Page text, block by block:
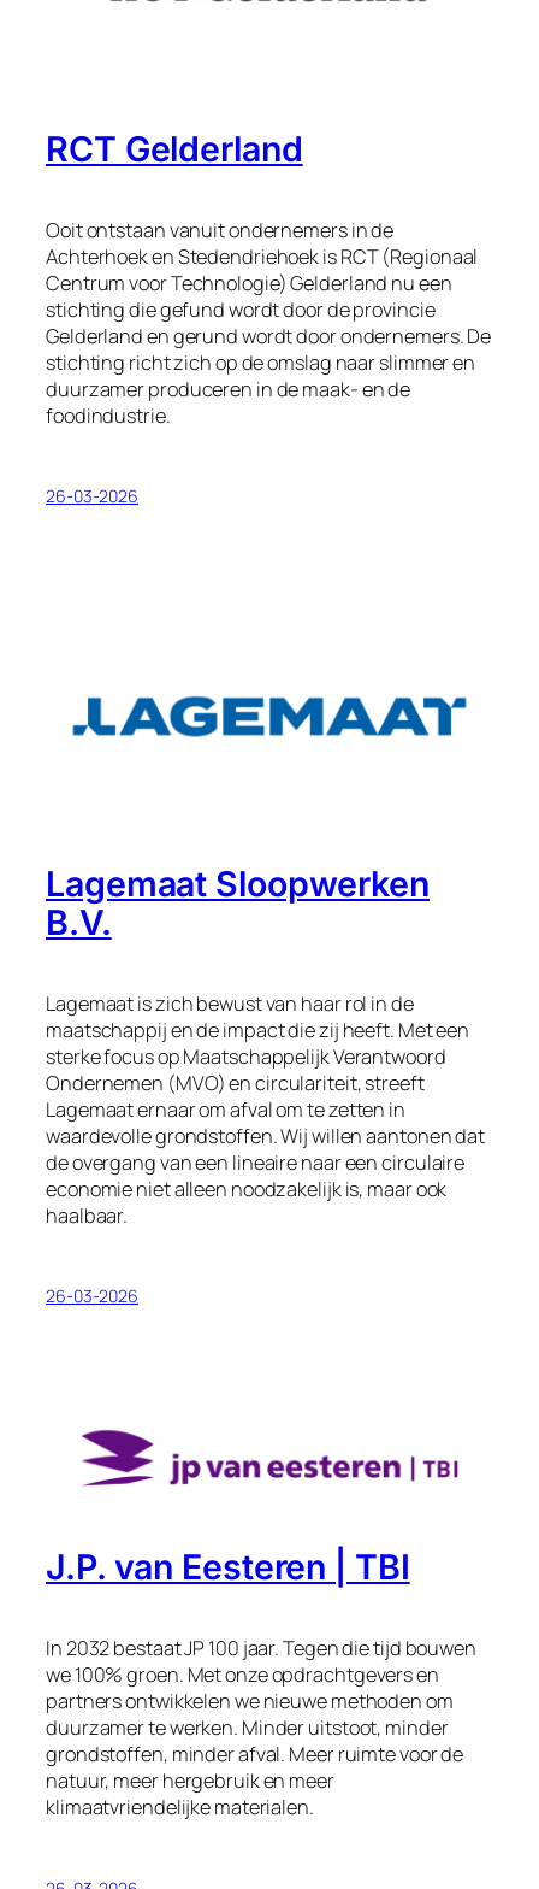
RCT Gelderland
Ooit ontstaan vanuit ondernemers in de
Achterhoek en Stedendriehoek is RCT (Regionaal
Centrum voor Technologie) Gelderland nu een
stichting die gefund wordt door de provincie
Gelderland en gerund wordt door ondernemers. De
stichting richt zich op de omslag naar slimmer en
duurzamer produceren in de maak- en de
foodindustrie.
26-03-2026
Lagemaat Sloopwerken
B.V.
Lagemaat is zich bewust van haar rol in de
maatschappij en de impact die zij heeft. Met een
sterke focus op Maatschappelijk Verantwoord
Ondernemen (MVO) en circulariteit, streeft
Lagemaat ernaar om afval om te zetten in
waardevolle grondstoffen. Wij willen aantonen dat
de overgang van een lineaire naar een circulaire
economie niet alleen noodzakelijk is, maar ook
haalbaar.
26-03-2026
J.P. van Eesteren | TBI
In 2032 bestaat JP 100 jaar. Tegen die tijd bouwen
we 100% groen. Met onze opdrachtgevers en
partners ontwikkelen we nieuwe methoden om
duurzamer te werken. Minder uitstoot, minder
grondstoffen, minder afval. Meer ruimte voor de
natuur, meer hergebruik en meer
klimaatvriendelijke materialen.